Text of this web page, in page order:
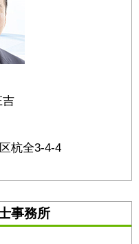
吉
杭全3-4-4
事務所